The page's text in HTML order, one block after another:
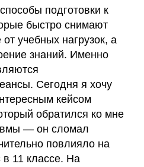
подготовки к
быстро снимают
учебных нагрузок, а
знаний. Именно
Сегодня я хочу
кейсом
обратился ко мне
— он сломал
повлияло на
в 11 классе. На